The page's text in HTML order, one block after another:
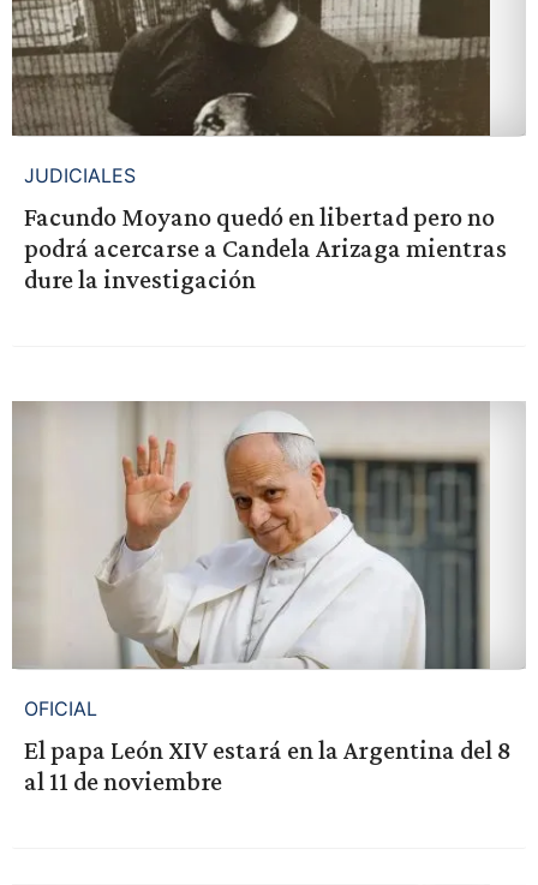
JUDICIALES
Facundo Moyano quedó en libertad pero no
podrá acercarse a Candela Arizaga mientras
dure la investigación
OFICIAL
El papa León XIV estará en la Argentina del 8
al 11 de noviembre